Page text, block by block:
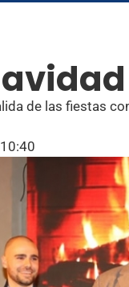
de las fiestas
10:40